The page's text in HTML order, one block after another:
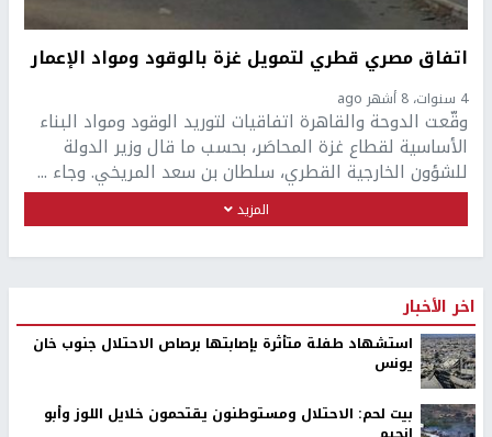
اتفاق مصري قطري لتمويل غزة بالوقود ومواد الإعمار
4 سنوات، 8 أشهر ago
وقّعت الدوحة والقاهرة اتفاقيات لتوريد الوقود ومواد البناء
الأساسية لقطاع غزة المحاصَر، بحسب ما قال وزير الدولة
للشؤون الخارجية القطري، سلطان بن سعد المريخي. وجاء ...
المزيد
اخر الأخبار
استشهاد طفلة متأثرة بإصابتها برصاص الاحتلال جنوب خان
يونس
بيت لحم: الاحتلال ومستوطنون يقتحمون خلايل اللوز وأبو